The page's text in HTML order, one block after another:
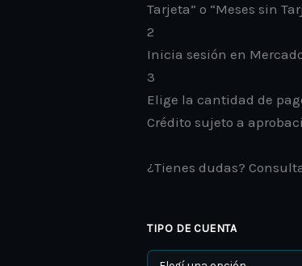
Tarjeta” o “Meses sin
2
Inicia sesión en
3
Elige la cantidad de
Crédito sujeto a
¿Tienes dudas?
TIPO DE CUENTA